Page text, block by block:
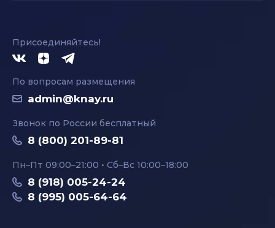
Присоединяйтесь!
По вопросам размещения
admin@knay.ru
Звонок по России бесплатный
8 (800) 201-89-81
Пн–Пт 09:00–21:00 • Сб–Вс 10:00–18:00
8 (918) 005-24-24
8 (995) 005-64-64